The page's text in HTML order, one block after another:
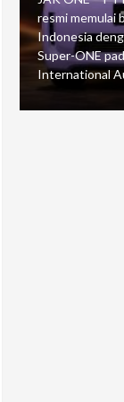
resmi memulai
Indonesia
Super-ONE
International